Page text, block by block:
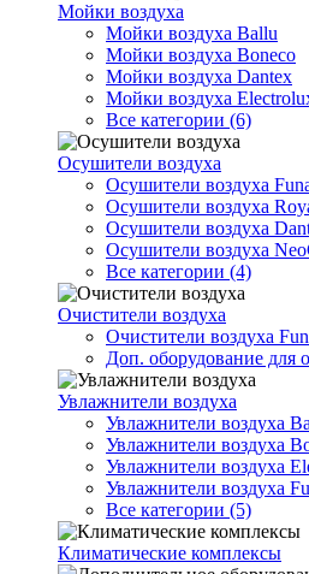
Мойки воздуха
Мойки воздуха Ballu
Мойки воздуха Boneco
Мойки воздуха Dantex
Мойки воздуха
Все категории (6)
Осушители воздуха
Осушители воздуха
Осушители воздуха
Осушители воздуха
Осушители воздуха
Все категории (4)
Очистители воздуха
Очистители воздуха
Доп. оборудование для
Увлажнители воздуха
Увлажнители воздуха
Увлажнители воздуха
Увлажнители воздуха
Увлажнители воздуха
Все категории (5)
Климатические комплексы